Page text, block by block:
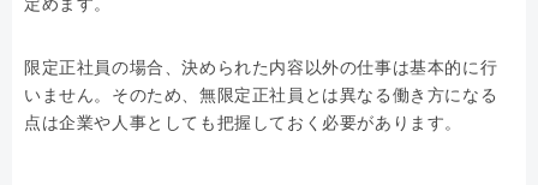
定めます。
限定正社員の場合、決められた内容以外の仕事は基本的に行
いません。そのため、無限定正社員とは異なる働き方になる
点は企業や人事としても把握しておく必要があります。